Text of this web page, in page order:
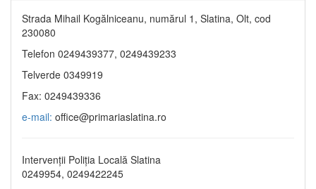
Strada Mihail Kogălniceanu, numărul 1, Slatina, Olt, cod
230080
Telefon 0249439377, 0249439233
Telverde 0349919
Fax: 0249439336
e-mail: office@primariaslatina.ro
Intervenții Poliția Locală Slatina
0249954, 0249422245